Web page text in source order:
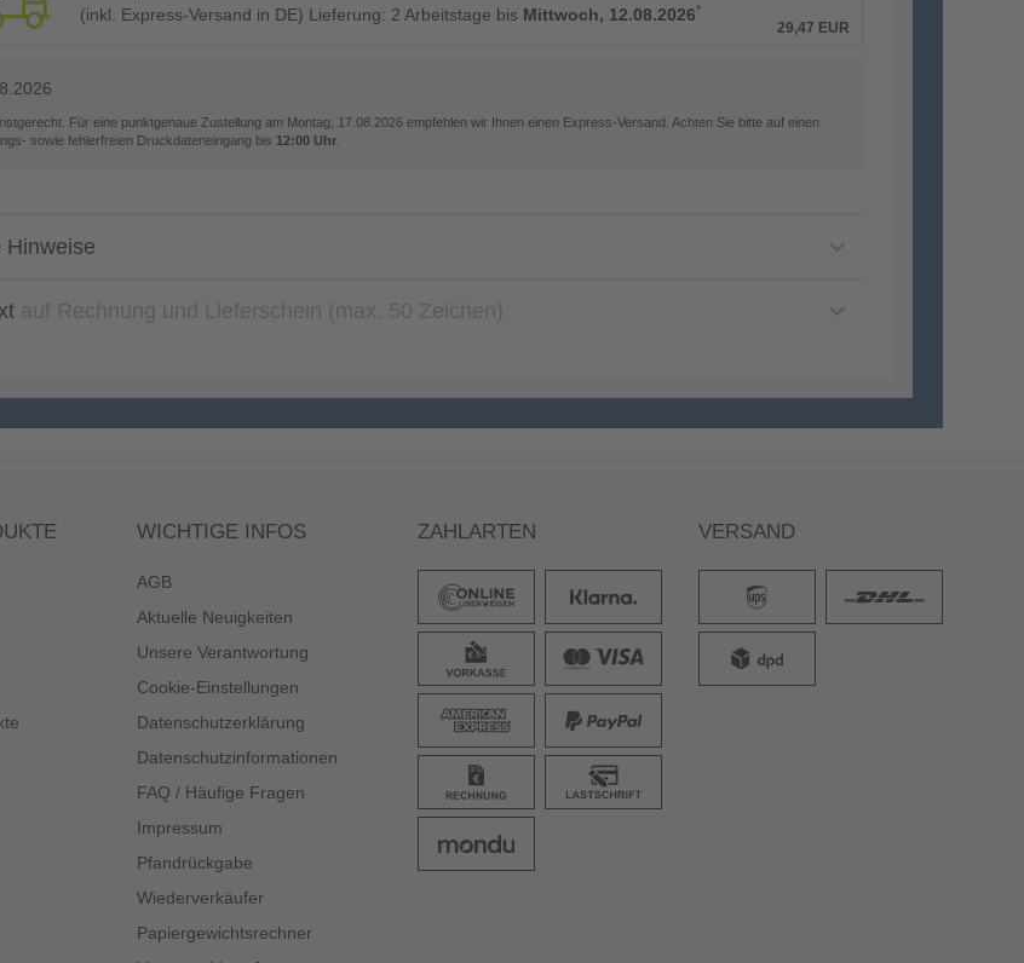
(inkl. Express-Versand in DE) Lieferung: 2 Arbeitstage bis Mittwoch, 12.08.2026*
29,47 EUR
Für eine punktgenaue Zustellung am Montag, 17.08.2026 empfehlen wir Ihnen einen Express-Versand. Achten Sie bitte auf einen
sowie fehlerfreien Druckdateneingang bis 12:00 Uhr
Hinweise
WICHTIGE INFOS
AGB
Aktuelle Neuigkeiten
Unsere Verantwortung
Cookie-Einstellungen
Datenschutzerklärung
Datenschutzinformationen
FAQ / Häufige Fragen
Impressum
Pfandrückgabe
Wiederverkäufer
Papiergewichtsrechner
ZAHLARTEN VERSAND